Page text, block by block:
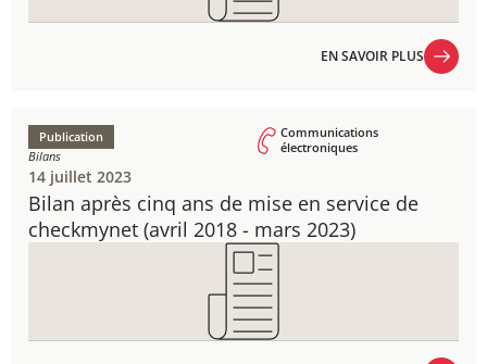
EN SAVOIR PLUS
Bilan après cinq ans de mise en service de
checkmynet​​ (avril 2018 - mars 2023​​)
Publication
Bilans
Communications
électroniques
14 juillet 2023